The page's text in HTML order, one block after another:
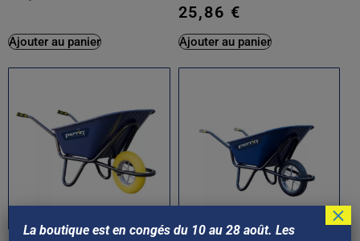
Ajouter au panier
25,86 €
Ajouter au panier
La boutique est en congés du 10 au 28 août. Les
×